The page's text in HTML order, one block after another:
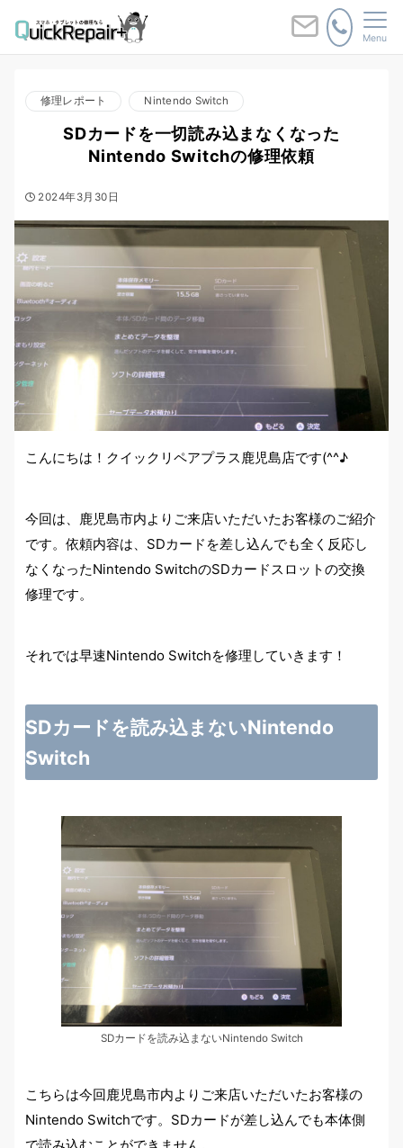
Menu
修理レポート Nintendo Switch
SDカードを一切読み込まなくなった
Nintendo Switchの修理依頼
2024年3月30日
こんにちは！クイックリペアプラス鹿児島店です(^^♪
今回は、鹿児島市内よりご来店いただいたお客様のご紹介
です。依頼内容は、SDカードを差し込んでも全く反応し
なくなったNintendo SwitchのSDカードスロットの交換
修理です。
それでは早速Nintendo Switchを修理していきます！
SDカードを読み込まないNintendo
Switch
SDカードを読み込まないNintendo Switch
こちらは今回鹿児島市内よりご来店いただいたお客様の
Nintendo Switchです。SDカードが差し込んでも本体側